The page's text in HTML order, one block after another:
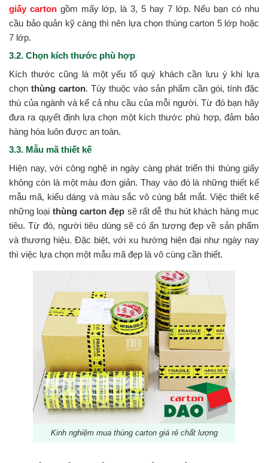
giấy cartongồm mấy lớp, là 3, 5 hay 7 lớp. Nếu bạn có nhu
cầu bảo quản kỹ càng thì nên lựa chọn thùng carton 5 lớp hoặc
7 lớp.
3.2. Chọn kích thước phù hợp
Kích thước cũng là một yếu tố quý khách cần lưu ý khi lựa
chọn thùng carton. Tùy thuộc vào sản phẩm cần gói, tính đặc
thù của ngành và kể cả nhu cầu của mỗi người. Từ đó bạn hãy
đưa ra quyết định lựa chọn một kích thước phù hợp, đảm bảo
hàng hóa luôn được an toàn.
3.3. Mẫu mã thiết kế
Hiện nay, với công nghệ in ngày càng phát triển thì thùng giấy
không còn là một màu đơn giản. Thay vào đó là những thiết kế
mẫu mã, kiểu dáng và màu sắc vô cùng bắt mắt. Việc thiết kế
những loại thùng carton đẹp sẽ rất dễ thu hút khách hàng mục
tiêu. Từ đó, người tiêu dùng sẽ có ấn tượng đẹp về sản phẩm
và thương hiệu. Đặc biệt, với xu hướng hiện đại như ngày nay
thì việc lựa chọn một mẫu mã đẹp là vô cùng cần thiết.
Kinh nghiệm mua thùng carton giá rẻ chất lượng